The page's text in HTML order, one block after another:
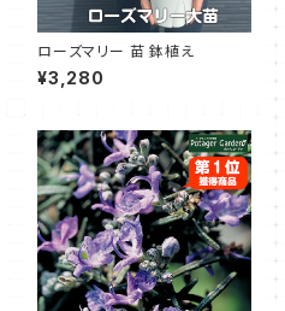
ローズマリー 苗 鉢植え
¥3,280